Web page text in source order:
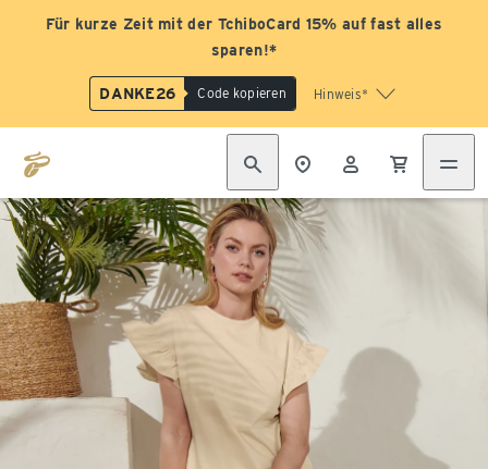
Für kurze Zeit mit der TchiboCard 15% auf fast alles
sparen!*
DANKE26 Code kopieren Hinweis*